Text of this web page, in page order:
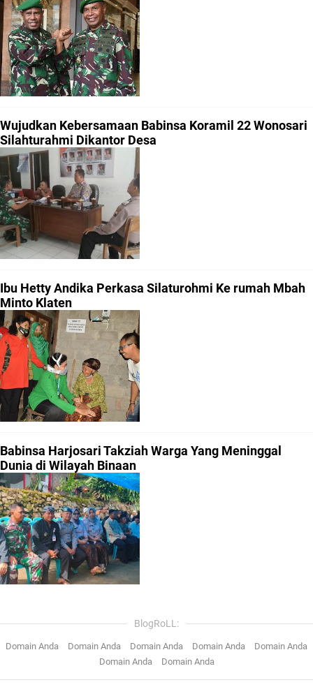
Wujudkan Kebersamaan Babinsa Koramil 22 Wonosari
Silahturahmi Dikantor Desa
Ibu Hetty Andika Perkasa Silaturohmi Ke rumah Mbah
Minto Klaten
Babinsa Harjosari Takziah Warga Yang Meninggal
Dunia di Wilayah Binaan
BlogRoLL:
Domain Anda Domain Anda Domain Anda Domain Anda
Domain Anda
Domain Anda
Domain Anda